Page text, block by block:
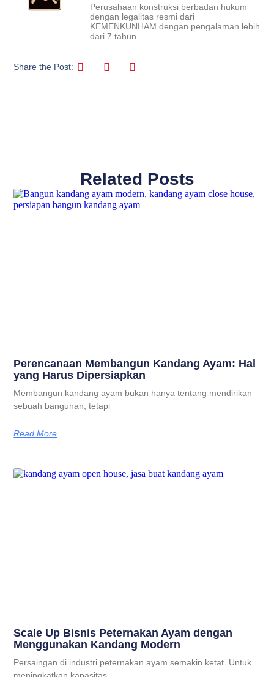
Perusahaan konstruksi berbadan hukum
dengan legalitas resmi dari
KEMENKUNHAM dengan pengalaman lebih
dari 7 tahun.
Share the Post:
Related Posts
Perencanaan Membangun Kandang Ayam: Hal
yang Harus Dipersiapkan
Membangun kandang ayam bukan hanya tentang mendirikan
sebuah bangunan, tetapi
Read More
Scale Up Bisnis Peternakan Ayam dengan
Menggunakan Kandang Modern
Persaingan di industri peternakan ayam semakin ketat. Untuk